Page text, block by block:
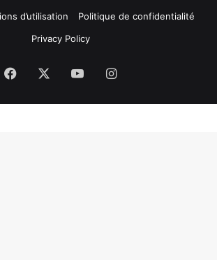
d’utilisation
Politique de confidentialité
Privacy Policy
Facebook YouTubeInstagram